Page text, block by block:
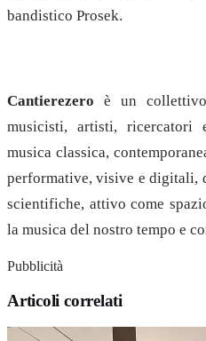
bandistico Prosek.
Cantierezero è un
musicisti, artisti, ricercatori
musica classica,
performative, visive e digitali,
scientifiche, attivo come
la musica del nostro tempo e
Pubblicità
Articoli correlati